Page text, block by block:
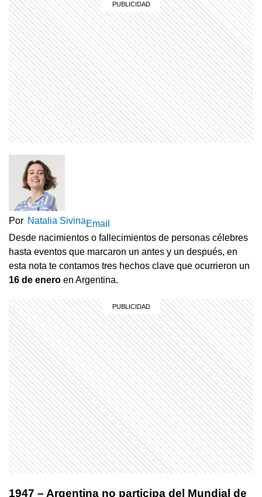
Por Natalia SivinaEmail
Desde nacimientos o fallecimientos de personas célebres
hasta eventos que marcaron un antes y un después, en
esta nota te contamos tres hechos clave que ocurrieron un
16 de enero en Argentina.
1947 – Argentina no participa del Mundial de